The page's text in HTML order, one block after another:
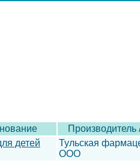
детей
Тульская
ООО